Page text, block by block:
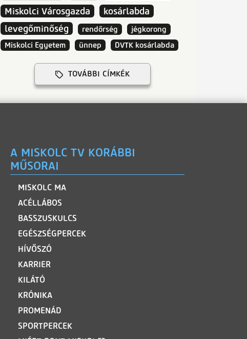
Miskolci Városgazda
kosárlabda
levegőminőség
rendőrség
jégkorong
Miskolci Egyetem
ünnep DVTK kosárlabda
TOVÁBBI CÍMKÉK
A MISKOLC TV KORÁBBI
MŰSORAI
MISKOLC MA
ACÉLLÁBOS
BASSZUSKULCS
EGÉSZSÉGPERCEK
HÍVŐSZÓ
KARRIER
KILÁTÓ
KRÓNIKA
PROMENÁD
SPORTPERCEK